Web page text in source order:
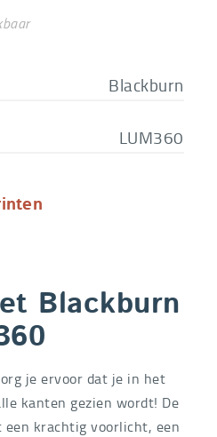
Blackburn
LUM360
Blackburn
je ervoor dat je in het
kanten gezien wordt! De
krachtig voorlicht, een